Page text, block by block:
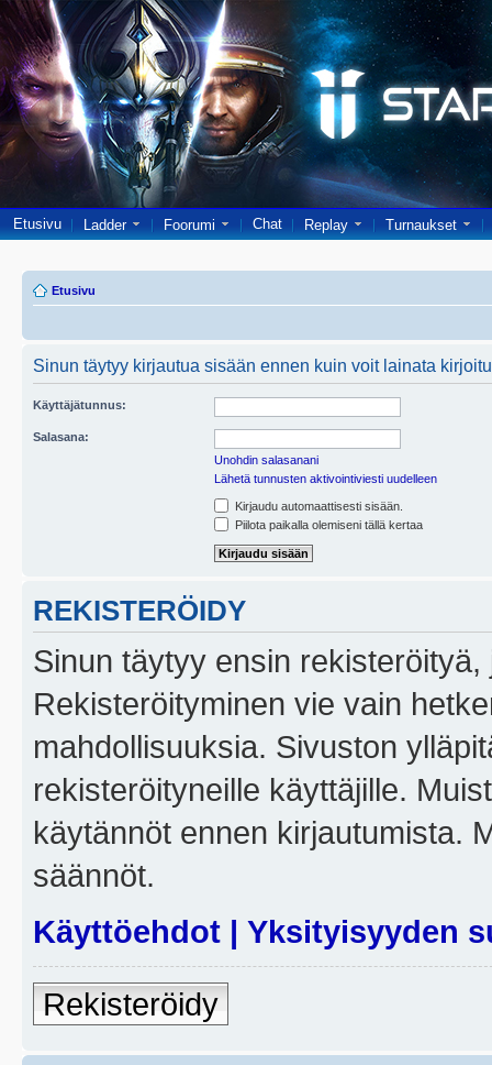
Etusivu Ladder Foorumi Chat Replay Turnaukset
Etusivu
Sinun täytyy kirjautua sisään ennen kuin voit lainata
Käyttäjätunnus:
Salasana:
Unohdin salasanani
Lähetä tunnusten aktivointiviesti uudelleen
Kirjaudu automaattisesti sisään.
Piilota paikalla olemiseni tällä kertaa
REKISTERÖIDY
Sinun täytyy ensin
Rekisteröityminen vie vain
mahdollisuuksia. Sivuston
rekisteröityneille käyttäjille.
käytännöt ennen kirjautumista.
säännöt.
Käyttöehdot | Yksityisyyden
Rekisteröidy